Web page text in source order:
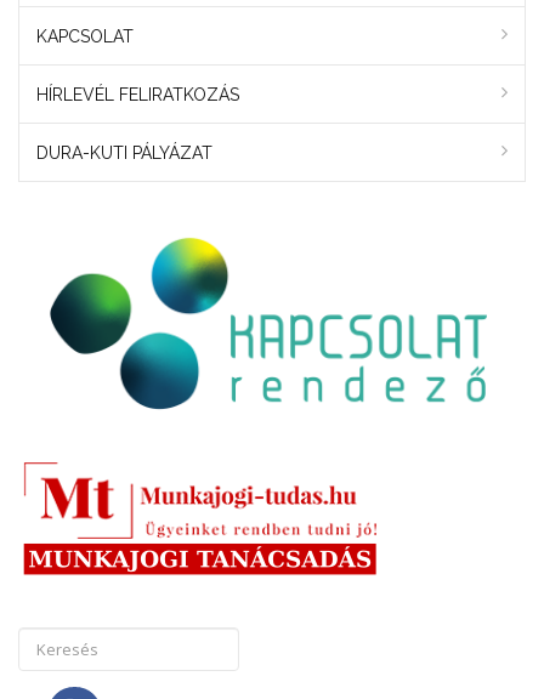
KAPCSOLAT
HÍRLEVÉL FELIRATKOZÁS
DURA-KUTI PÁLYÁZAT